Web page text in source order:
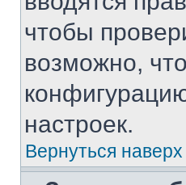
чтобы
возможно,
настроек.
Вернуться наверх